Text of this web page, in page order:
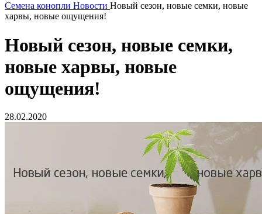
Семена конопли Новости Новый сезон, новые семки, новые
харвы, новые ощущения!
Новый сезон, новые семки,
новые харвы, новые
ощущения!
28.02.2020